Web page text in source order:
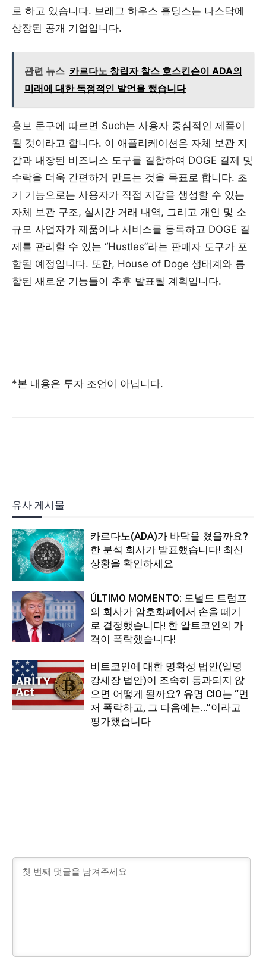
로 하고 있습니다. 브래그 하우스 홀딩스는 나스닥에
상장된 공개 기업입니다.
관련 뉴스 카르다노 창립자 찰스 호스킨슨이 ADA의
미래에 대한 독점적인 발언을 했습니다
홍보 문구에 따르면 Such는 사용자 중심적인 제품이
될 것이라고 합니다. 이 애플리케이션은 자체 보관 지
갑과 내장된 비즈니스 도구를 결합하여 DOGE 결제 및
수락을 더욱 간편하게 만드는 것을 목표로 합니다. 초
기 기능으로는 사용자가 직접 지갑을 생성할 수 있는
자체 보관 구조, 실시간 거래 내역, 그리고 개인 및 소
규모 사업자가 제품이나 서비스를 등록하고 DOGE 결
제를 관리할 수 있는 “Hustles”라는 판매자 도구가 포
함될 예정입니다. 또한, House of Doge 생태계와 통
합된 새로운 기능들이 추후 발표될 계획입니다.
*본 내용은 투자 조언이 아닙니다.
유사 게시물
카르다노(ADA)가 바닥을 쳤을까요?
한 분석 회사가 발표했습니다! 최신
상황을 확인하세요
ÚLTIMO MOMENTO: 도널드 트럼프
의 회사가 암호화폐에서 손을 떼기
로 결정했습니다! 한 알트코인의 가
격이 폭락했습니다!
비트코인에 대한 명확성 법안(일명
강세장 법안)이 조속히 통과되지 않
으면 어떻게 될까요? 유명 CIO는 “먼
저 폭락하고, 그 다음에는…”이라고
평가했습니다